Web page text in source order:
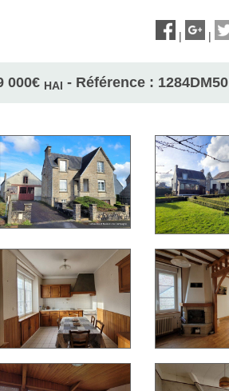
| |
000€ HAI - Référence : 1284DM50